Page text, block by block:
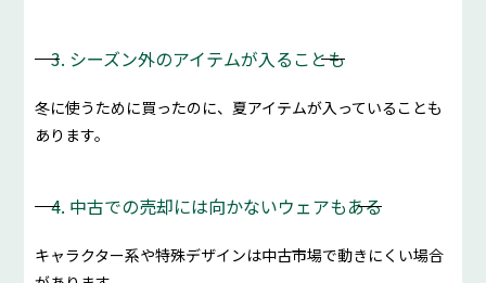
3. シーズン外のアイテムが入ることも
冬に使うために買ったのに、夏アイテムが入っていることも
あります。
4. 中古での売却には向かないウェアもある
キャラクター系や特殊デザインは中古市場で動きにくい場合